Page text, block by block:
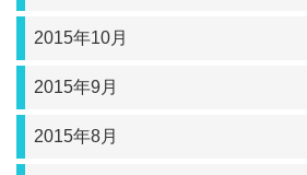
2015年10月
2015年9月
2015年8月